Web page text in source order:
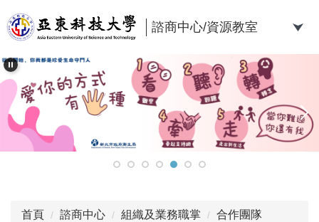
到
主
內
容
區
諮商中心/資源教室
首頁 諮商中心 組織及業務職掌 合作團隊